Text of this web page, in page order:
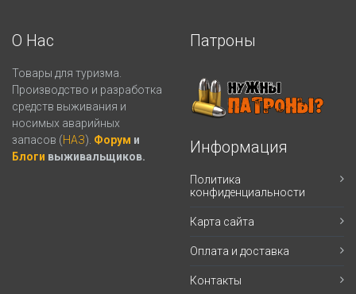
О Нас
Товары для туризма.
Производство и разработка
средств выживания и
носимых аварийных
запасов (НАЗ). Форум и
Блоги выживальщиков.
Патроны
Информация
Политика
конфиденциальности
Карта сайта
Оплата и доставка
Контакты